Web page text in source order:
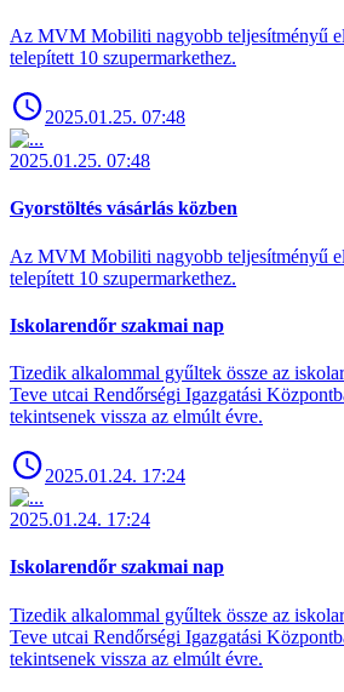
Az MVM Mobiliti nagyobb teljesítményű
telepített 10 szupermarkethez.
2025.01.25. 07:48
2025.01.25. 07:48
Gyorstöltés vásárlás közben
Az MVM Mobiliti nagyobb teljesítményű
telepített 10 szupermarkethez.
Iskolarendőr szakmai nap
Tizedik alkalommal gyűltek össze az
Teve utcai Rendőrségi Igazgatási
tekintsenek vissza az elmúlt évre.
2025.01.24. 17:24
2025.01.24. 17:24
Iskolarendőr szakmai nap
Tizedik alkalommal gyűltek össze az
Teve utcai Rendőrségi Igazgatási
tekintsenek vissza az elmúlt évre.